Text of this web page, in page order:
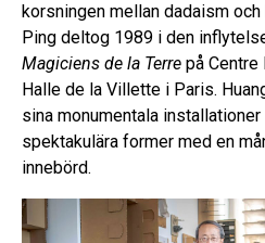
korsningen mellan dadaism och
Ping deltog 1989 i den
Magiciens de la Terre på Centre
Halle de la Villette i Paris.
sina monumentala
spektakulära former med en
innebörd.